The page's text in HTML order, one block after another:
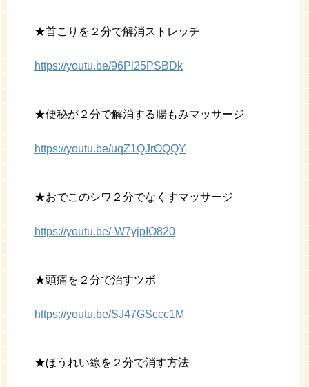
★首こりを２分で解消ストレッチ
https://youtu.be/96Pl25PSBDk
★便秘が２分で解消する腸もみマッサージ
https://youtu.be/uqZ1QJrOQQY
★おでこのシワ２分でなくすマッサージ
https://youtu.be/-W7yjpIO820
★頭痛を２分で治すツボ
https://youtu.be/SJ47GSccc1M
★ほうれい線を２分で消す方法